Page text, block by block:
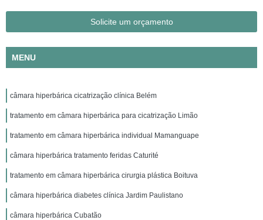
Solicite um orçamento
MENU
câmara hiperbárica cicatrização clínica Belém
tratamento em câmara hiperbárica para cicatrização Limão
tratamento em câmara hiperbárica individual Mamanguape
câmara hiperbárica tratamento feridas Caturité
tratamento em câmara hiperbárica cirurgia plástica Boituva
câmara hiperbárica diabetes clínica Jardim Paulistano
câmara hiperbárica Cubatão